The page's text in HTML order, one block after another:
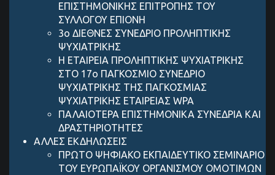
ΕΠΙΣΤΗΜΟΝΙΚΗΣ ΕΠΙΤΡΟΠΗΣ ΤΟΥ
ΣΥΛΛΟΓΟΥ ΕΠΙΟΝΗ
3ο ΔΙΕΘΝΕΣ ΣΥΝΕΔΡΙΟ ΠΡΟΛΗΠΤΙΚΗΣ
ΨΥΧΙΑΤΡΙΚΗΣ
Η ΕΤΑΙΡΕΙΑ ΠΡΟΛΗΠΤΙΚΗΣ ΨΥΧΙΑΤΡΙΚΗΣ
ΣΤΟ 17ο ΠΑΓΚΟΣΜΙΟ ΣΥΝΕΔΡΙΟ
ΨΥΧΙΑΤΡΙΚΗΣ ΤΗΣ ΠΑΓΚΟΣΜΙΑΣ
ΨΥΧΙΑΤΡΙΚΗΣ ΕΤΑΙΡΕΙΑΣ WPA
ΠΑΛΑΙΟΤΕΡΑ ΕΠΙΣΤΗΜΟΝΙΚΑ ΣΥΝΕΔΡΙΑ ΚΑΙ
ΔΡΑΣΤΗΡΙΟΤΗΤΕΣ
ΑΛΛΕΣ ΕΚΔΗΛΩΣΕΙΣ
ΠΡΩΤΟ ΨΗΦΙΑΚΟ ΕΚΠΑΙΔΕΥΤΙΚΟ ΣΕΜΙΝΑΡΙΟ
ΤΟΥ ΕΥΡΩΠΑΪΚΟΥ ΟΡΓΑΝΙΣΜΟΥ ΟΜΟΤΙΜΩΝ